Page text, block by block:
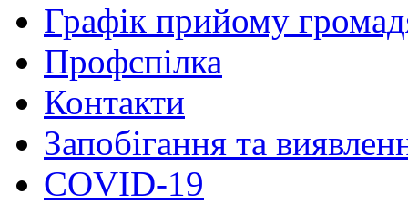
Графік прийому
Профспілка
Контакти
Запобігання та
COVID-19